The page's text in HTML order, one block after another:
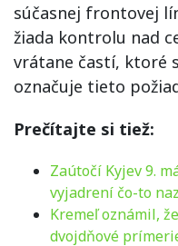
súčasnej frontovej
žiada kontrolu nad
vrátane častí, ktoré
označuje tieto
Prečítajte si tiež:
Zaútočí Kyjev 9.
vyjadrení čo-to
Kremeľ oznámil,
dvojdňové